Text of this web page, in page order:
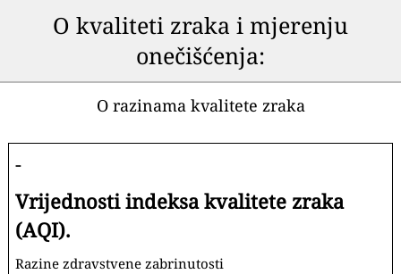
O kvaliteti zraka i mjerenju
onečišćenja:
O razinama kvalitete zraka
-
Vrijednosti indeksa kvalitete zraka
(AQI).
Razine zdravstvene zabrinutosti